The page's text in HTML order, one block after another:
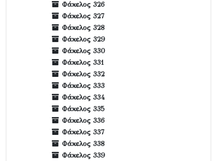
Φάκελος 326
Φάκελος 327
Φάκελος 328
Φάκελος 329
Φάκελος 330
Φάκελος 331
Φάκελος 332
Φάκελος 333
Φάκελος 334
Φάκελος 335
Φάκελος 336
Φάκελος 337
Φάκελος 338
Φάκελος 339